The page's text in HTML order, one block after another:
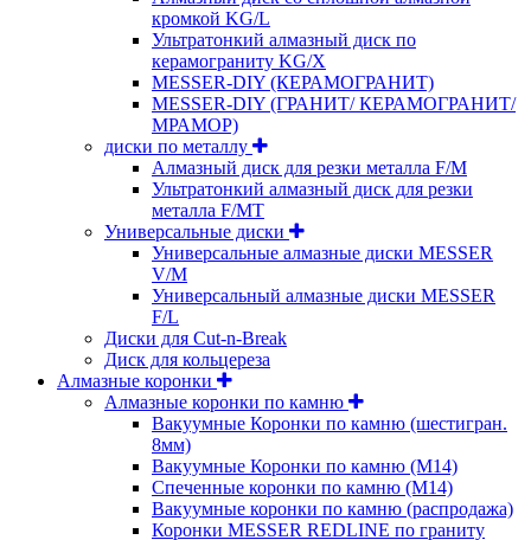
кромкой KG/L
Ультратонкий алмазный диск по
керамограниту KG/X
MESSER-DIY (КЕРАМОГРАНИТ)
MESSER-DIY (ГРАНИТ/ КЕРАМОГРАНИТ/
МРАМОР)
диски по металлу
Алмазный диск для резки металла F/M
Ультратонкий алмазный диск для резки
металла F/MT
Универсальные диски
Универсальные алмазные диски MESSER
V/M
Универсальный алмазные диски MESSER
F/L
Диски для Cut-n-Break
Диск для кольцереза
Алмазные коронки
Алмазные коронки по камню
Вакуумные Коронки по камню (шестигран.
8мм)
Вакуумные Коронки по камню (M14)
Спеченные коронки по камню (M14)
Вакуумные коронки по камню (распродажа)
Коронки MESSER REDLINE по граниту